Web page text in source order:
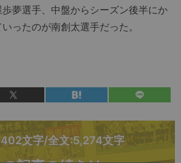
歩夢選手、中盤からシーズン後半にか
ったのが南創太選手だった。
文字/全文:5,274文字